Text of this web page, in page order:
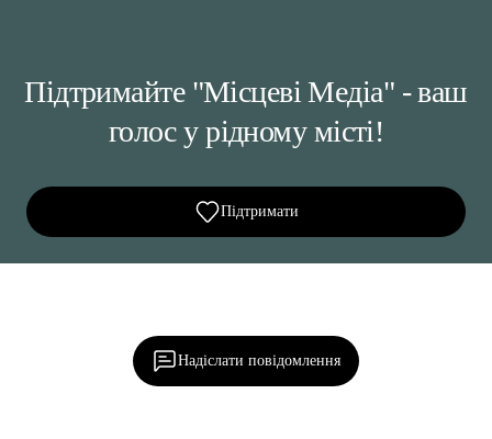
Підтримайте "Місцеві Медіа" - ваш
голос у рідному місті!
Підтримати
Надіслати повідомлення